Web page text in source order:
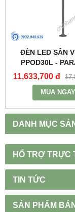
DANH MỤC
HỔ TRỢ TRỰC
TIN TỨC
SẢN PHẨM
ĐÈN LED SÂN
PPOD30L -
11,633,700 đ
MUA NGAY